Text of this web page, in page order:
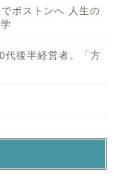
ボストンへ 人生の
代後半経営者。「方